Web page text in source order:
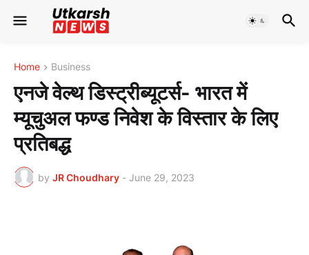
Home Business
एनजे वेल्थ डिस्ट्रीब्यूटर्स- भारत में
म्यूचुअल फण्ड निवेश के विस्तार के लिए
प्रतिबद्ध
by JR Choudhary - June 29, 2023